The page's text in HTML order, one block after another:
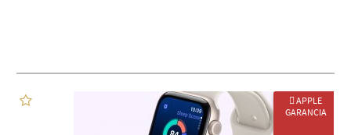
 APPLE
GARANCIA